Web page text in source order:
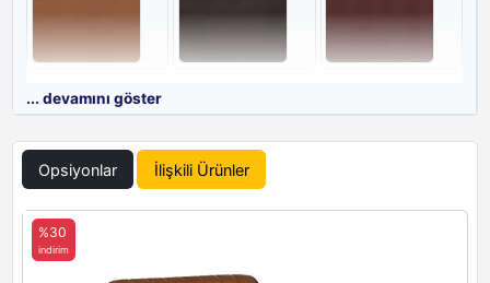
Loft 26
... devamını göster
Opsiyonlar İlişkili Ürünler
%30
indirim